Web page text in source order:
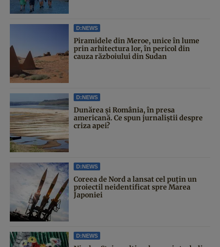
D:NEWS
Piramidele din Meroe, unice în lume
prin arhitectura lor, în pericol din
cauza războiului din Sudan
D:NEWS
Dunărea și România, în presa
americană. Ce spun jurnaliștii despre
criza apei?
D:NEWS
Coreea de Nord a lansat cel puțin un
proiectil neidentificat spre Marea
Japoniei
D:NEWS